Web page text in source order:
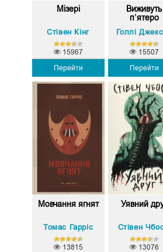
Мізері
Стівен Кінг
Перейти
15967
Виживуть
п’ятеро
Голлі
Перейти
15507
Мовчання ягнят
Томас Гарріс
13815
Уявний
Стівен
13076